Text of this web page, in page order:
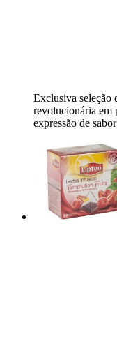
Exclusiva seleção
revolucionária em
expressão de